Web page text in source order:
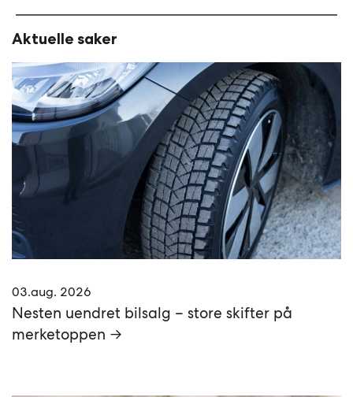
Aktuelle saker
03.aug. 2026
Nesten uendret bilsalg – store skifter på
merketoppen →